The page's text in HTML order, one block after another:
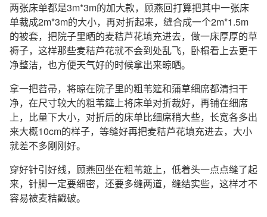
两张床单都是3m*3m的加大款，顾燕回打算把其中一张床
单裁成2m*3m的大小，再对折起来，缝合成一个2m*1.5m
的被套，把院子里晒的麦秸芦花填充进去，做一床厚厚的草
褥子，这样那些麦秸芦花就不会到处乱飞，卧榻看上去更干
净整洁，也方便天气好的时候拿出来晾晒。
拿一把苕帚，将晾在院子里的粗苇筵和蒲草细席都清扫干
净，在尺寸较大的粗苇筵上将床单对折裁好，再铺在细席
上，比量下大小，对折后的床单比细席稍大些，长宽各多出
来大概10cm的样子，等缝好再把麦秸芦花填充进去，大小
就差不多刚刚好。
穿好针引好线，顾燕回坐在粗苇筵上，低着头一点点缝了起
来，针脚一定要细密，还要多缝两道，缝结实些，这样才不
容易被麦秸戳破。